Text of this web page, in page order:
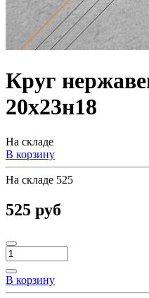
Круг
20х23н18
На складе
В корзину
На складе 525
525 руб
В корзину